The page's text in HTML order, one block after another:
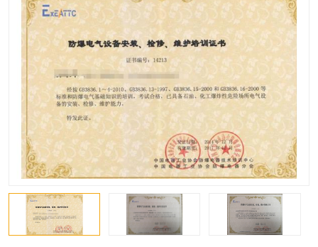
防爆电气维修安装资质 空调制冷维修安装资质
矿用设备检修资质